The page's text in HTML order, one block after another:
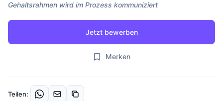
Gehaltsrahmen wird im Prozess kommuniziert
Jetzt bewerben
Merken
Teilen: